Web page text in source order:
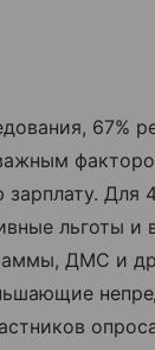
67%
зарплату. Для
льготы и
ДМС и